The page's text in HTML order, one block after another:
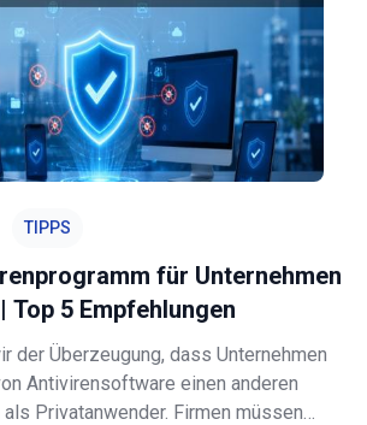
TIPPS
für Unternehmen
Top 5 Empfehlungen
der Überzeugung, dass Unternehmen
Antivirensoftware einen anderen
Privatanwender. Firmen müssen